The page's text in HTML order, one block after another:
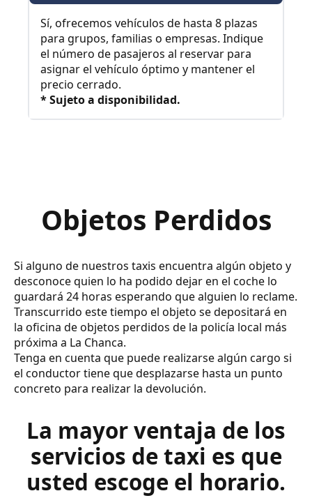
Sí, ofrecemos vehículos de hasta 8 plazas
para grupos, familias o empresas. Indique
el número de pasajeros al reservar para
asignar el vehículo óptimo y mantener el
precio cerrado.
* Sujeto a disponibilidad.
Objetos Perdidos
Si alguno de nuestros taxis encuentra algún objeto y
desconoce quien lo ha podido dejar en el coche lo
guardará 24 horas esperando que alguien lo reclame.
Transcurrido este tiempo el objeto se depositará en
la oficina de objetos perdidos de la policía local más
próxima a La Chanca.
Tenga en cuenta que puede realizarse algún cargo si
el conductor tiene que desplazarse hasta un punto
concreto para realizar la devolución.
La mayor ventaja de los
servicios de taxi es que
usted escoge el horario.